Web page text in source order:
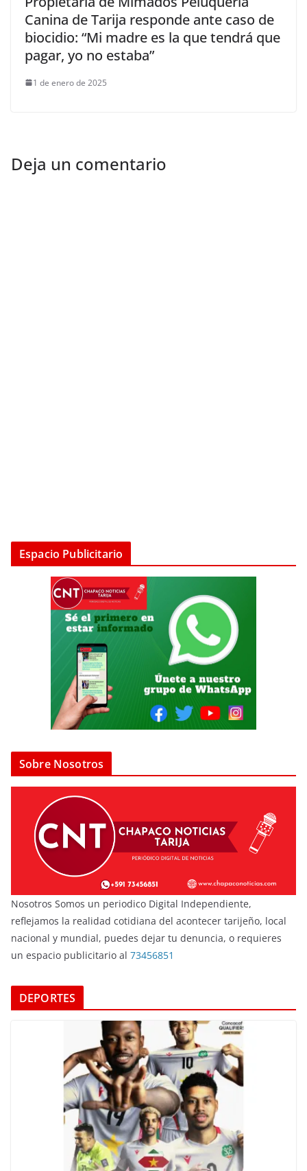
Canina de Tarija responde ante caso de
biocidio: “Mi madre es la que tendrá que
pagar, yo no estaba”
1 de enero de 2025
Deja un comentario
Espacio Publicitario
Sobre Nosotros
Nosotros Somos un periodico Digital Independiente,
reflejamos la realidad cotidiana del acontecer tarijeño, local
nacional y mundial, puedes dejar tu denuncia, o requieres
un espacio publicitario al 73456851
DEPORTES